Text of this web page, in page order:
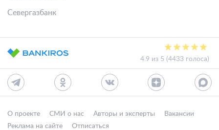
Севергазбанк
4.9 из 5 (4433 голоса)
О проекте СМИ о нас Авторы и эксперты
Вакансии
Реклама на сайте
Отписаться